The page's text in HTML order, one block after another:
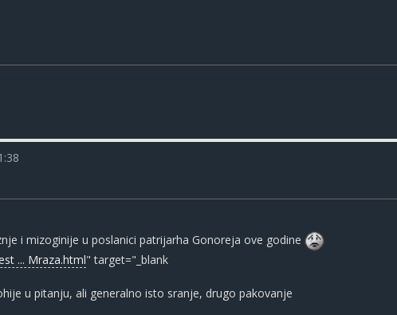
i mizoginije u poslanici patrijarha Gonoreja ove godine
... Mraza.html" target="_blank
u pitanju, ali generalno isto sranje, drugo pakovanje